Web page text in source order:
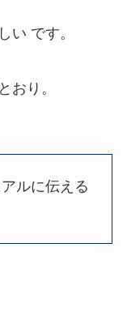
い です。
おり。
ルに伝える